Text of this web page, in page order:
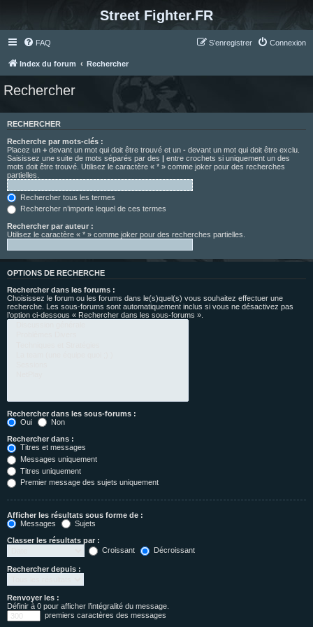
Street Fighter.FR
FAQ Connexion
S’enregistrer
Index du forum Rechercher
Rechercher
RECHERCHER
Recherche par mots-clés :
Placez un + devant un mot qui doit être trouvé et un - devant un mot qui doit être exclu.
Saisissez une suite de mots séparés par des | entre crochets si uniquement un des
mots doit être trouvé. Utilisez le caractère « * » comme joker pour des recherches
partielles.
Rechercher tous les termes
Rechercher n’importe lequel de ces termes
Rechercher par auteur :
Utilisez le caractère « * » comme joker pour des recherches partielles.
OPTIONS DE RECHERCHE
Rechercher dans les forums :
Choisissez le forum ou les forums dans le(s)quel(s) vous souhaitez effectuer une
recherche. Les sous-forums sont automatiquement inclus si vous ne désactivez pas
l’option ci-dessous « Rechercher dans les sous-forums ».
Rechercher dans les sous-forums :
Oui
Non
Rechercher dans :
Titres et messages
Messages uniquement
Titres uniquement
Premier message des sujets uniquement
Afficher les résultats sous forme de :
Messages
Sujets
Classer les résultats par :
Croissant
Décroissant
Rechercher depuis :
Renvoyer les :
Définir à 0 pour afficher l’intégralité du message.
premiers caractères des messages